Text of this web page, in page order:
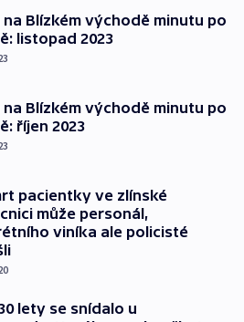
na Blízkém východě minutu po
listopad 2023
na Blízkém východě minutu po
říjen 2023
pacientky ve zlínské
může personál,
viníka ale policisté
lety se snídalo u